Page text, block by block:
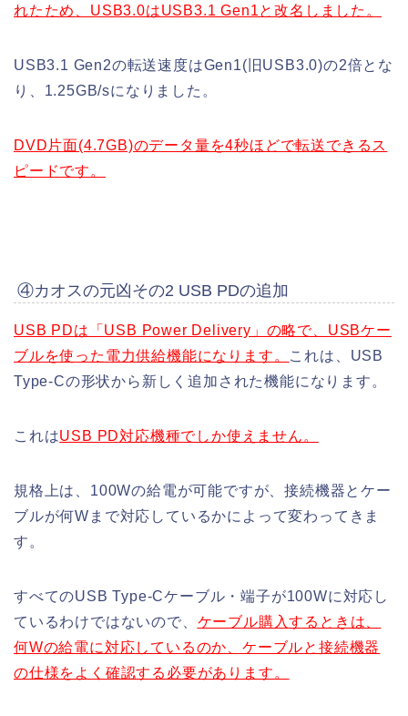
れたため、USB3.0はUSB3.1 Gen1と改名しました。
USB3.1 Gen2の転送速度はGen1(旧USB3.0)の2倍とな
り、1.25GB/sになりました。
DVD片面(4.7GB)のデータ量を4秒ほどで転送できるス
ピードです。
④カオスの元凶その2 USB PDの追加
USB PDは「USB Power Delivery」の略で、USBケー
ブルを使った電力供給機能になります。 これは、USB
Type-Cの形状から新しく追加された機能になります。
これはUSB PD対応機種でしか使えません。
規格上は、100Wの給電が可能ですが、接続機器とケー
ブルが何Wまで対応しているかによって変わってきま
す。
すべてのUSB Type-Cケーブル・端子が100Wに対応し
ているわけではないので、 ケーブル購入するときは、
何Wの給電に対応しているのか、ケーブルと接続機器
の仕様をよく確認する必要があります。